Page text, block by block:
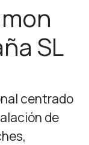
SL
centrado
de